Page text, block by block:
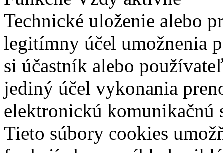
Technické uloženie alebo
legitímny účel umožnenia
si účastník alebo
jediný účel vykonania
elektronickú komunikačnú
Tieto súbory cookies